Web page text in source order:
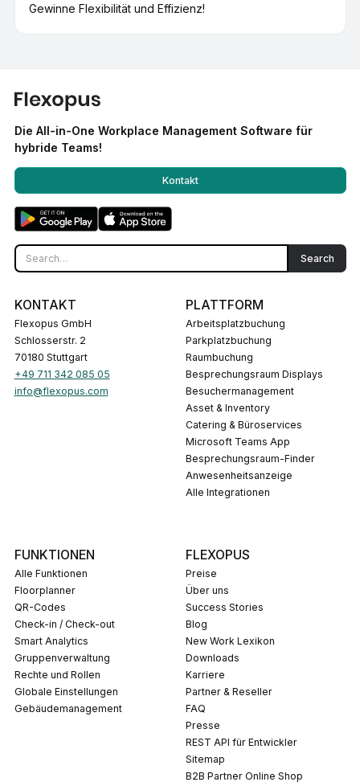
Gewinne Flexibilität und Effizienz!
Die All-in-One Workplace Management Software für
hybride Teams!
Kontakt
KONTAKT
Flexopus GmbH
Schlosserstr. 2
70180 Stuttgart
+49 711 342 085 05
info@flexopus.com
PLATTFORM
Arbeitsplatzbuchung
Parkplatzbuchung
Raumbuchung
Besprechungsraum Displays
Besuchermanagement
Asset & Inventory
Catering & Büroservices
Microsoft Teams App
Besprechungsraum-Finder
Anwesenheitsanzeige
Alle Integrationen
FUNKTIONEN
Alle Funktionen
Floorplanner
QR-Codes
Check-in / Check-out
Smart Analytics
Gruppenverwaltung
Rechte und Rollen
Globale Einstellungen
Gebäudemanagement
FLEXOPUS
Preise
Über uns
Success Stories
Blog
New Work Lexikon
Downloads
Karriere
Partner & Reseller
FAQ
Presse
REST API für Entwickler
Sitemap
B2B Partner Online Shop